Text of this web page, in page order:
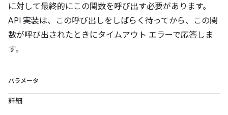
に対して最終的にこの関数を呼び出す必要があります。
API 実装は、この呼び出しをしばらく待ってから、この関
数が呼び出されたときにタイムアウト エラーで応答しま
す。
パラメータ
詳細